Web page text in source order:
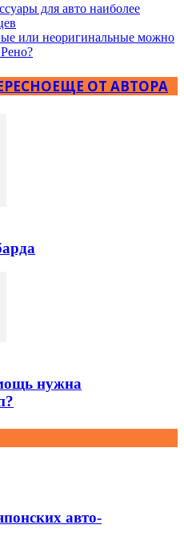
для авто наиболее
или неоригинальные можно
ЕЩЕ ОТ АВТОРА
нужна
авто-